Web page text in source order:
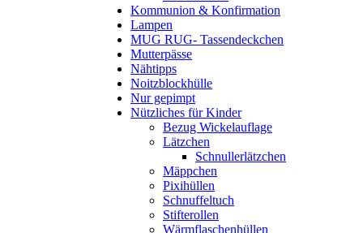
Kommunion & Konfirmation
Lampen
MUG RUG- Tassendeckchen
Mutterpässe
Nähtipps
Noitzblockhülle
Nur gepimpt
Nützliches für Kinder
Bezug Wickelauflage
Lätzchen
Schnullerlätzchen
Mäppchen
Pixihüllen
Schnuffeltuch
Stifterollen
Wärmflaschenhüllen